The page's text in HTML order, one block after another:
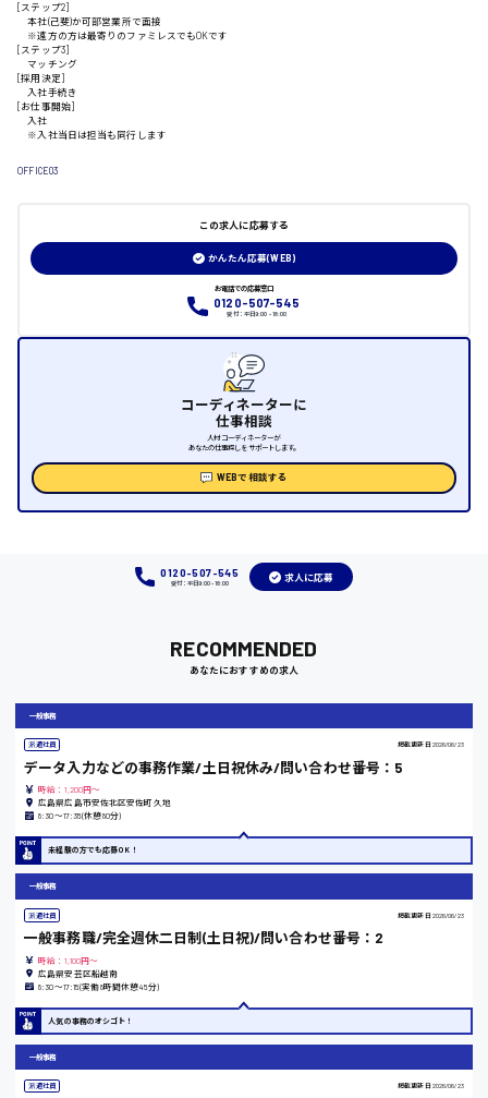
山口県
大竹市
大阪府
竹原市
熊本県
東京都
日給制すべて
[ステップ2]
本社(己斐)か可部営業所で面接
※遠方の方は最寄りのファミレスでもOKです
[ステップ3]
マッチング
[採用決定]
入社手続き
[お仕事開始]
入社
※入社当日は担当も同行します
OFFICE03
この求人に応募する
かんたん応募(WEB)
お電話での応募窓口
0120-507-545
受付：平日9:00 - 18:00
コーディネーターに
仕事相談
人材コーディネーターが
あなたの仕事探しをサポートします。
WEBで相談する
0120-507-545
受付：平日9:00 - 18:00
求人に応募
RECOMMENDED
あなたにおすすめの求人
一般事務
派遣社員 掲載更新日 2026/06/23
データ入力などの事務作業/土日祝休み/問い合わせ番号：5
時給：1,200円～
広島県広島市安佐北区安佐町久地
8:30〜17:35(休憩80分)
未経験の方でも応募OK！
一般事務
派遣社員 掲載更新日 2026/06/23
一般事務職/完全週休二日制(土日祝)/問い合わせ番号：2
時給：1,100円～
広島県安芸区船越南
8:30〜17:15(実働8時間休憩45分)
人気の事務のオシゴト！
一般事務
派遣社員 掲載更新日 2026/06/23